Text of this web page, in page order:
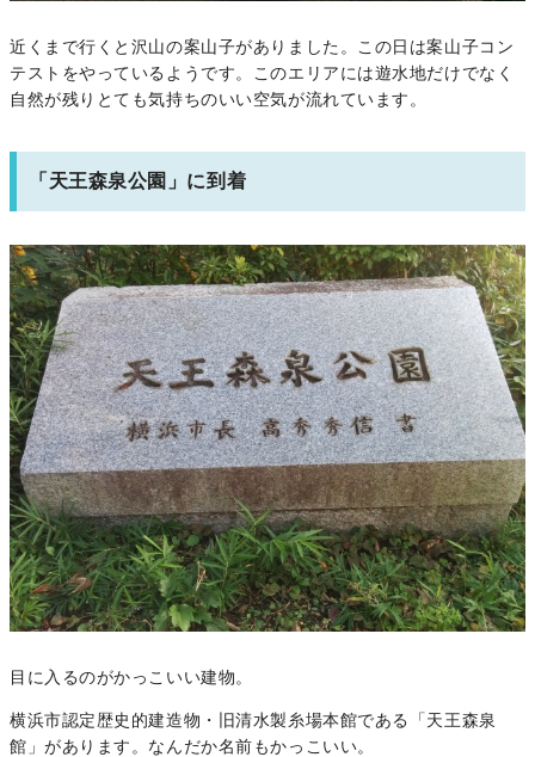
近くまで行くと沢山の案山子がありました。この日は案山子コン
テストをやっているようです。このエリアには遊水地だけでなく
自然が残りとても気持ちのいい空気が流れています。
「天王森泉公園」に到着
目に入るのがかっこいい建物。
横浜市認定歴史的建造物・旧清水製糸場本館である「天王森泉
館」があります。なんだか名前もかっこいい。